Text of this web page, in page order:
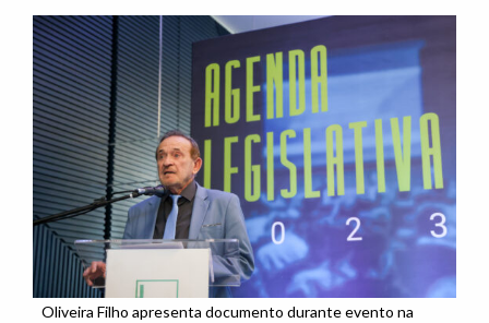
Oliveira Filho apresenta documento durante evento na